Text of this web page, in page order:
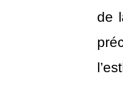
de